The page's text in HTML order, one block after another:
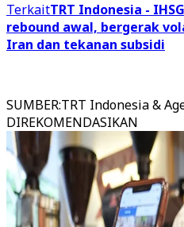
TerkaitTRT Indonesia -
rebound awal, bergerak
Iran dan tekanan subsidi
SUMBER:TRT Indonesia &
DIREKOMENDASIKAN